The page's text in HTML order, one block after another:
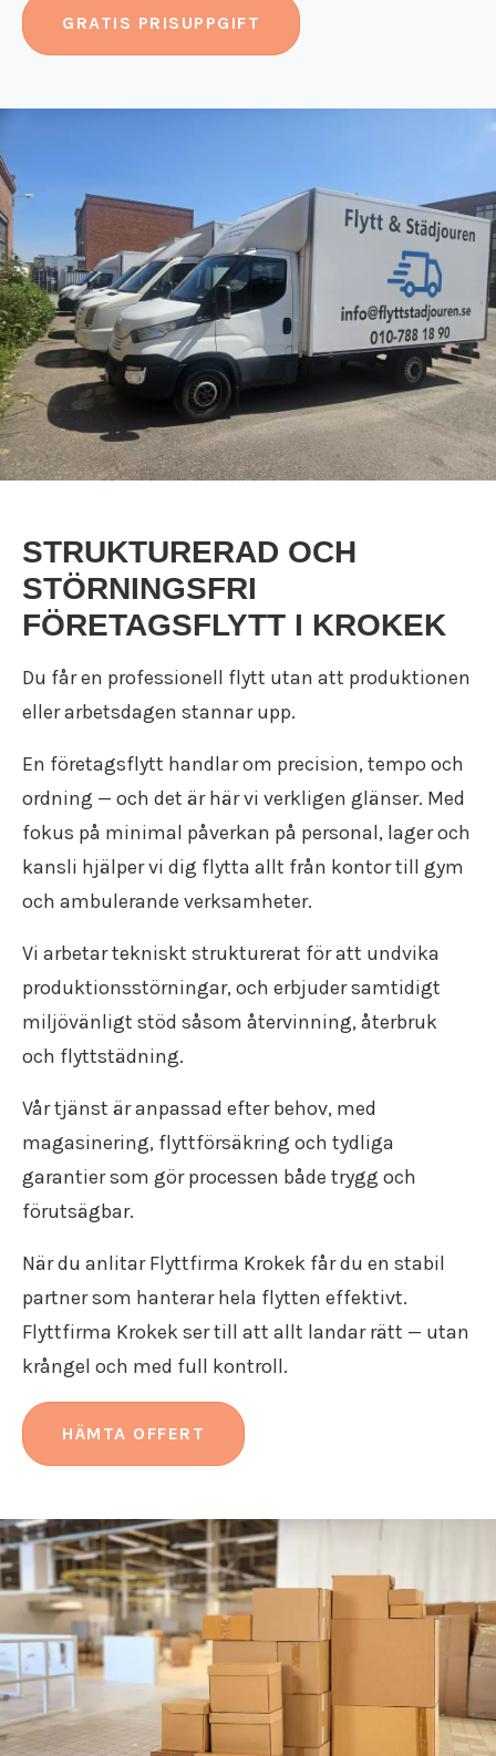
GRATIS PRISUPPGIFT
STRUKTURERAD OCH
STÖRNINGSFRI
FÖRETAGSFLYTT I KROKEK
Du får en professionell flytt utan att produktionen
eller arbetsdagen stannar upp.
En företagsflytt handlar om precision, tempo och
ordning — och det är här vi verkligen glänser. Med
fokus på minimal påverkan på personal, lager och
kansli hjälper vi dig flytta allt från kontor till gym
och ambulerande verksamheter.
Vi arbetar tekniskt strukturerat för att undvika
produktionsstörningar, och erbjuder samtidigt
miljövänligt stöd såsom återvinning, återbruk
och flyttstädning.
Vår tjänst är anpassad efter behov, med
magasinering, flyttförsäkring och tydliga
garantier som gör processen både trygg och
förutsägbar.
När du anlitar Flyttfirma Krokek får du en stabil
partner som hanterar hela flytten effektivt.
Flyttfirma Krokek ser till att allt landar rätt — utan
krångel och med full kontroll.
HÄMTA OFFERT